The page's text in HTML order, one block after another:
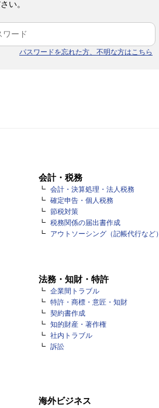
い。
パスワードを忘れた方、不明な方はこちら
会計・税務
会計・決算処理・法人税務
確定申告・個人税務
節税対策
税務関係の届出書作成
アウトソーシング（記帳代行など）
法務・知財・特許
企業間トラブル
特許・商標・意匠・知財
契約書作成
知的財産・著作権
社内トラブル
訴訟
海外ビジネス